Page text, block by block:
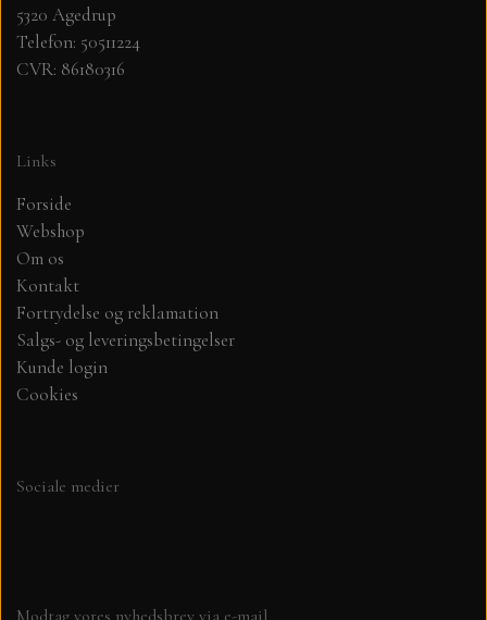
5320 Agedrup
Telefon: 50511224
CVR: 86180316
Links
Forside
Webshop
Om os
Kontakt
Fortrydelse og reklamation
Salgs- og leveringsbetingelser
Kunde login
Cookies
Sociale medier
Modtag vores nyhedsbrev via e-mail